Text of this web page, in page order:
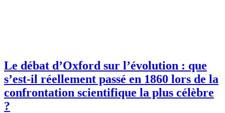
Le débat d’Oxford sur l’évolution : que
s’est-il réellement passé en 1860 lors de la
confrontation scientifique la plus célèbre
?